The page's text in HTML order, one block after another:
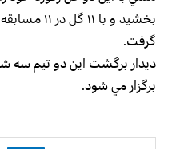
بخشيد و با
گرفت.
ديدار برگشت اين دو تيم سه‌
برگزار مي شود.